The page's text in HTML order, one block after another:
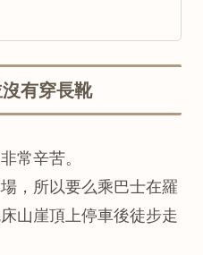
有穿長靴
常辛苦。
，所以要么乘巴士在羅
山崖頂上停車後徒步走